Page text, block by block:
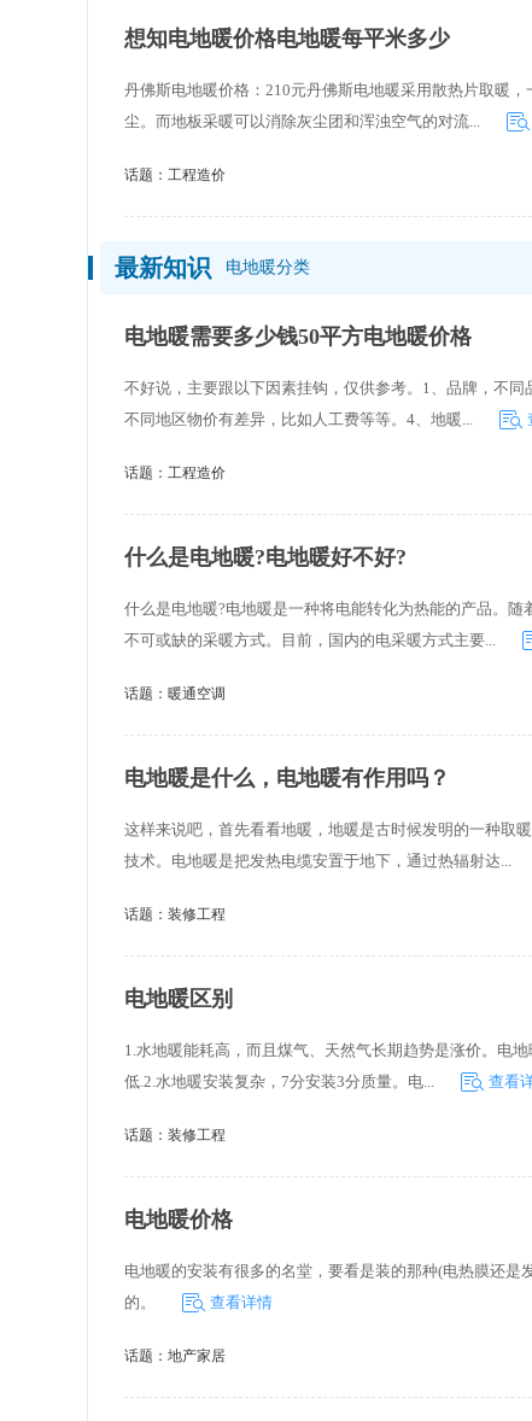
想知电地暖价格电地暖每平米多少
丹佛斯电地暖价格：210元丹佛斯电地暖采用散热片取暖
尘。而地板采暖可以消除灰尘团和浑浊空气的对流...
话题： 工程造价
最新知识 电地暖分类
电地暖需要多少钱50平方电地暖价格
不好说，主要跟以下因素挂钩，仅供参考。1、品牌，不
不同地区物价有差异，比如人工费等等。4、地暖...
话题： 工程造价
什么是电地暖?电地暖好不好?
什么是电地暖?电地暖是一种将电能转化为热能的产品。
不可或缺的采暖方式。目前，国内的电采暖方式主要...
话题： 暖通空调
电地暖是什么，电地暖有作用吗？
这样来说吧，首先看看地暖，地暖是古时候发明的一种取
技术。电地暖是把发热电缆安置于地下，通过热辐射达...
话题： 装修工程
电地暖区别
1.水地暖能耗高，而且煤气、天然气长期趋势是涨价。电
低.2.水地暖安装复杂，7分安装3分质量。电...
查看
话题： 装修工程
电地暖价格
电地暖的安装有很多的名堂，要看是装的那种(电热膜还
的。
查看详情
话题： 地产家居